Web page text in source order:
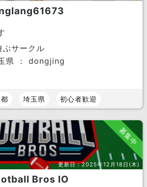
ぶサークル
県 ： dongjing
埼玉県 初心者歓迎
募集中
更新日：2025年12月18日(木)
Bros IO